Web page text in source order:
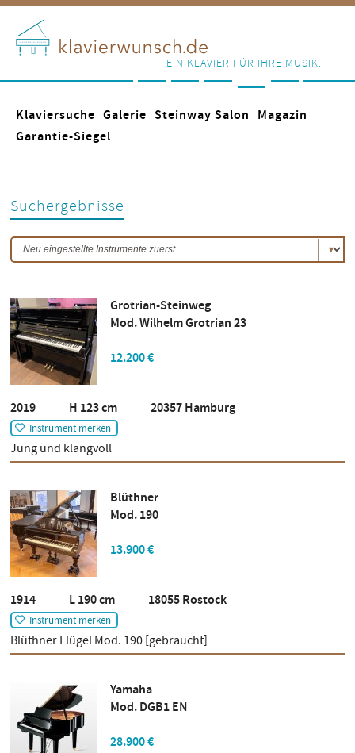
EIN KLAVIER FÜR IHRE MUSIK.
Klaviersuche Galerie Steinway Salon
Magazin
Garantie-Siegel
Suchergebnisse
Grotrian-Steinweg
Mod. Wilhelm Grotrian 23
12.200 €
2019 H 123 cm 20357 Hamburg
Instrument merken
Jung und klangvoll
Blüthner
Mod. 190
13.900 €
1914 L 190 cm 18055 Rostock
Instrument merken
Blüthner Flügel Mod. 190 [gebraucht]
Yamaha
Mod. DGB1 EN
28.900 €